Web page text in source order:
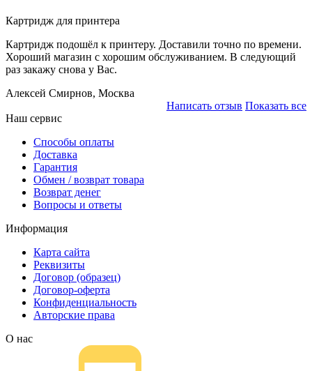
Картридж для принтера
Картридж подошёл к принтеру. Доставили точно по времени.
Хороший магазин с хорошим обслуживанием. В следующий
раз закажу снова у Вас.
Алексей Смирнов, Москва
Написать отзыв Показать все
Наш сервис
Способы оплаты
Доставка
Гарантия
Обмен / возврат товара
Возврат денег
Вопросы и ответы
Информация
Карта сайта
Реквизиты
Договор (образец)
Договор-оферта
Конфиденциальность
Авторские права
О нас